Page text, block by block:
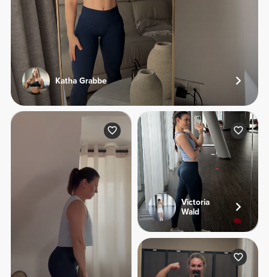
Katha Grabbe
Victoria
Wald